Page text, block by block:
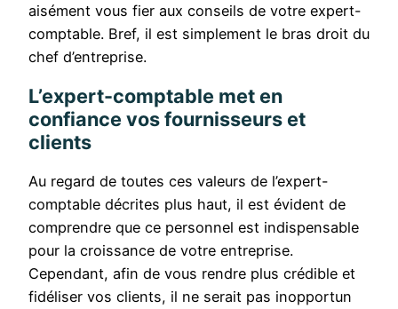
aisément vous fier aux conseils de votre expert-
comptable. Bref, il est simplement le bras droit du
chef d’entreprise.
L’expert-comptable met en
confiance vos fournisseurs et
clients
Au regard de toutes ces valeurs de l’expert-
comptable décrites plus haut, il est évident de
comprendre que ce personnel est indispensable
pour la croissance de votre entreprise.
Cependant, afin de vous rendre plus crédible et
fidéliser vos clients, il ne serait pas inopportun